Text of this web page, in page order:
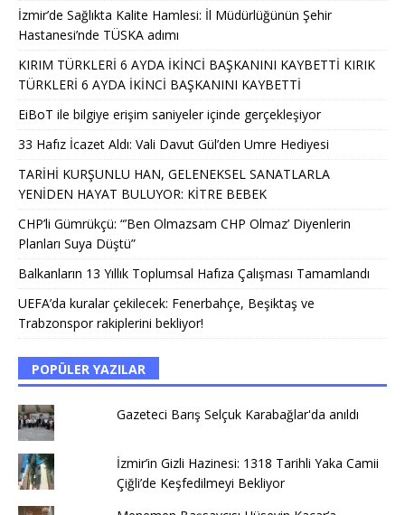
İzmir’de Sağlıkta Kalite Hamlesi: İl Müdürlüğünün Şehir
Hastanesi’nde TÜSKA adımı
KIRIM TÜRKLERİ 6 AYDA İKİNCİ BAŞKANINI KAYBETTİ KIRIK
TÜRKLERİ 6 AYDA İKİNCİ BAŞKANINI KAYBETTİ
EiBoT ile bilgiye erişim saniyeler içinde gerçekleşiyor
33 Hafız İcazet Aldı: Vali Davut Gül’den Umre Hediyesi
TARİHİ KURŞUNLU HAN, GELENEKSEL SANATLARLA
YENİDEN HAYAT BULUYOR: KİTRE BEBEK
CHP’li Gümrükçü: “’Ben Olmazsam CHP Olmaz’ Diyenlerin
Planları Suya Düştü”
Balkanların 13 Yıllık Toplumsal Hafıza Çalışması Tamamlandı
UEFA’da kuralar çekilecek: Fenerbahçe, Beşiktaş ve
Trabzonspor rakiplerini bekliyor!
POPÜLER YAZILAR
Gazeteci Barış Selçuk Karabağlar'da anıldı
İzmir’in Gizli Hazinesi: 1318 Tarihli Yaka Camii
Çiğli’de Keşfedilmeyi Bekliyor